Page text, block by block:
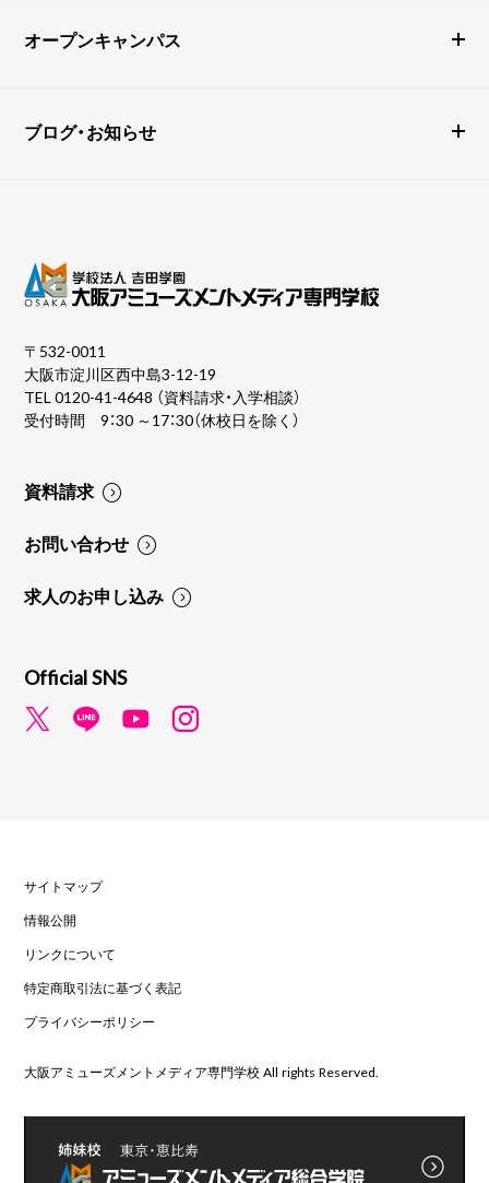
オープンキャンパス
ブログ・お知らせ
〒532-0011
大阪市淀川区西中島3-12-19
TEL0120-41-4648 （資料請求・入学相談）
受付時間 9：30 ～17：30（休校日を除く）
資料請求
お問い合わせ
求人のお申し込み
Official SNS
サイトマップ
情報公開
リンクについて
特定商取引法に基づく表記
プライバシーポリシー
大阪アミューズメントメディア専門学校 All rights Reserved.